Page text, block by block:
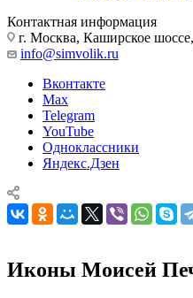
Контактная информация
г. Москва, Каширское
info@simvolik.ru
Вконтакте
Max
Telegram
YouTube
Одноклассники
Яндекс.Дзен
Иконы Моисей